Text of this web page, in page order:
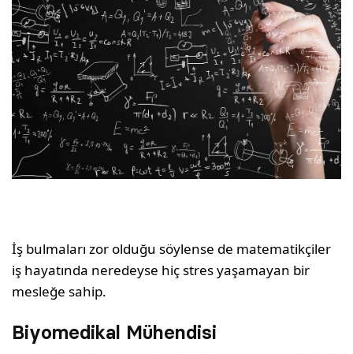
İş bulmaları zor olduğu söylense de matematikçiler
iş hayatında neredeyse hiç stres yaşamayan bir
mesleğe sahip.
Biyomedikal Mühendisi